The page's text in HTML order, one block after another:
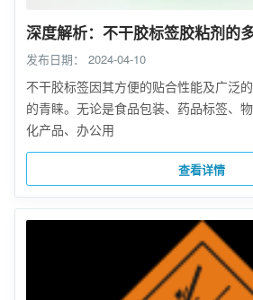
深度解析：不干胶标签胶粘剂的
发布日期： 2024-04-10
不干胶标签因其方便的贴合性能及广泛
的青睐。无论是食品包装、药品标签、
化产品、办公用
查看详情